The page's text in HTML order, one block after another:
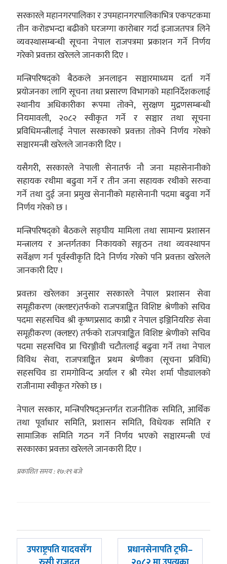
सरकारले महानगरपालिका र उपमहानगरपालिकाभित्र एकपटकमा
तीन करोडभन्दा बढीको घरजग्गा कारोबार गर्दा इजाजतपत्र लिने
व्यवस्थासम्बन्धी सूचना नेपाल राजपत्रमा प्रकाशन गर्ने निर्णय
गरेको प्रवक्ता खरेलले जानकारी दिए ।
मन्त्रिपरिषद्को बैठकले अनलाइन सञ्चारमाध्यम दर्ता गर्ने
प्रयोजनका लागि सूचना तथा प्रसारण विभागको महानिर्देशकलाई
स्थानीय अधिकारीका रूपमा तोक्ने, सुरक्षण मुद्रणसम्बन्धी
नियमावली, २०८२ स्वीकृत गर्ने र सञ्चार तथा सूचना
प्रविधिमन्त्रीलाई नेपाल सरकारको प्रवक्ता तोक्ने निर्णय गरेको
सञ्चारमन्त्री खरेलले जानकारी दिए ।
यसैगरी, सरकारले नेपाली सेनातर्फ नौ जना महासेनानीको
सहायक रथीमा बढुवा गर्ने र तीन जना सहायक रथीको सरुवा
गर्ने तथा दुई जना प्रमुख सेनानीको महासेनानी पदमा बढुवा गर्ने
निर्णय गरेको छ ।
मन्त्रिपरिषद्को बैठकले सङ्घीय मामिला तथा सामान्य प्रशासन
मन्त्रालय र अन्तर्गतका निकायको सङ्गठन तथा व्यवस्थापन
सर्वेक्षण गर्न पूर्वस्वीकृति दिने निर्णय गरेको पनि प्रवक्ता खरेलले
जानकारी दिए ।
प्रवक्ता खरेलका अनुसार सरकारले नेपाल प्रशासन सेवा
समूहीकरण (क्लष्टर)तर्फको राजपत्राङ्कित विशिष्ट श्रेणीको सचिव
पदमा सहसचिव श्री कृष्णप्रसाद काप्री र नेपाल इञ्जिनियरिङ सेवा
समूहीकरण (क्लष्टर) तर्फको राजपत्राङ्कित विशिष्ट श्रेणीको सचिव
पदमा सहसचिव प्रा चिरञ्जीवी चटौतलाई बढुवा गर्ने तथा नेपाल
विविध सेवा, राजपत्राङ्कित प्रथम श्रेणीका (सूचना प्रविधि)
सहसचिव डा रामगोविन्द अर्याल र श्री रमेश शर्मा पौड्यालको
राजीनामा स्वीकृत गरेको छ ।
नेपाल सरकार, मन्त्रिपरिषद्अन्तर्गत राजनीतिक समिति, आर्थिक
तथा पूर्वाधार समिति, प्रशासन समिति, विधेयक समिति र
सामाजिक समिति गठन गर्ने निर्णय भएको सञ्चारमन्त्री एवं
सरकारका प्रवक्ता खरेलले जानकारी दिए ।
प्रकाशित समय : १७:१९ बजे
पछिल्लाे
उपराष्ट्रपति यादवसँग
अघिल्लाे
प्रधानसेनापति ट्रफी–